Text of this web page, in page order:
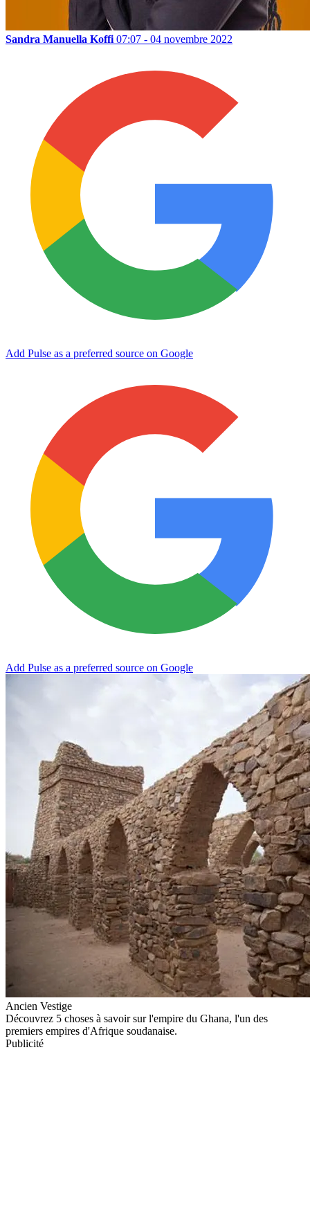
Sandra Manuella Koffi 07:07 - 04 novembre 2022
Add Pulse as a preferred source on Google
Add Pulse as a preferred source on Google
Ancien Vestige
Découvrez 5 choses à savoir sur l'empire du Ghana, l'un des
premiers empires d'Afrique soudanaise.
Publicité